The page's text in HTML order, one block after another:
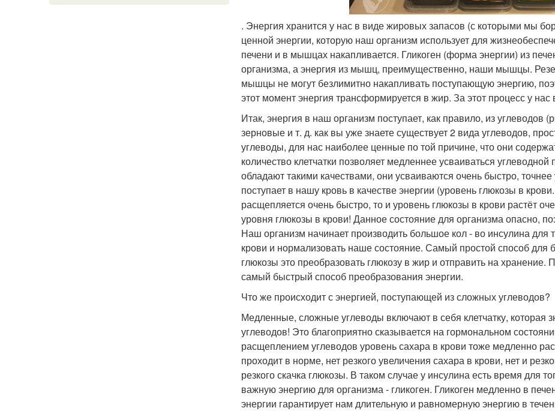
. Энергия хранится у нас в виде жировых запасов (с которыми мы
ценной энергии, которую наш организм использует для
печени и в мышцах накапливается. Гликоген (форма энергии) из
организма, а энергия из мышц, преимущественно, наши мышцы.
мышцы не могут безлимитно накапливать поступающую энергию,
этот момент энергия трансформируется в жир. За этот процесс у
Итак, энергия в наш организм поступает, как правило, из
зерновые и т. д. как вы уже знаете существует 2 вида углеводов,
углеводы, для нас наиболее ценные по той причине, что они
количество клетчатки позволяет медленнее усваиваться
обладают такими качествами, они усваиваются очень быстро,
поступает в нашу кровь в качестве энергии (уровень глюкозы в
расщепляется очень быстро, то и уровень глюкозы в крови растёт
уровня глюкозы в крови! Данное состояние для организма опасно,
Наш организм начинает производить большое кол - во инсулина для
крови и нормализовать наше состояние. Самый простой способ
глюкозы это преобразовать глюкозу в жир и отправить на хранение.
самый быстрый способ преобразования энергии.
Что же происходит с энергией, поступающей из сложных углеводов?
Медленные, сложные углеводы включают в себя клетчатку, которая
углеводов! Это благоприятно сказывается на гормональном
расщеплением углеводов уровень сахара в крови тоже медленно
проходит в норме, нет резкого увеличения сахара в крови, нет и
резкого скачка глюкозы. В таком случае у инсулина есть время для
важную энергию для организма - гликоген. Гликоген медленно в
энергии гарантирует нам длительную и равномерную энергию в